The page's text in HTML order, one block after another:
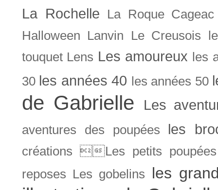
La Rochelle
La Roque Cageac
Halloween
Lanvin Le Creusois
touquet Lens Les amoureux
les
30 les années 40 les années 50
de Gabrielle Les
aventures des poupées les
créations Les petits
reposes Les gobelins les